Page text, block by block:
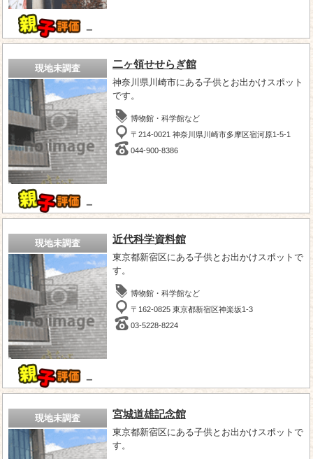
－
現地未調査
－
二ヶ領せせらぎ館
神奈川県川崎市にある子供とお出かけスポット
です。
博物館・科学館など
〒214-0021 神奈川県川崎市多摩区宿河原1-5-1
044-900-8386
現地未調査
－
近代科学資料館
東京都新宿区にある子供とお出かけスポットで
す。
博物館・科学館など
〒162-0825 東京都新宿区神楽坂1-3
03-5228-8224
現地未調査 宮城道雄記念館
東京都新宿区にある子供とお出かけスポットで
す。